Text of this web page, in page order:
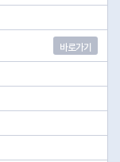
바로가기